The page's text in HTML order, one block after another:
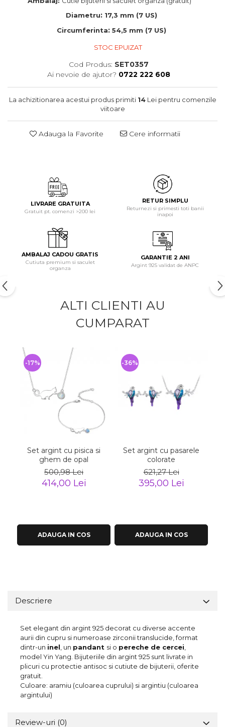
Diametru: 17,3 mm (7 US)
Circumferinta: 54,5 mm (7 US)
STOC EPUIZAT
Cod Produs: SET0357
Ai nevoie de ajutor? 0722 222 608
La achizitionarea acestui produs primiti 14Lei pentru comenzile
viitoare
Adauga la Favorite Cere informatii
LIVRARE GRATUITA
Gratuit pt. comenzi >200 lei
RETUR SIMPLU
Returnezi si primesti toti banii
inapoi
AMBALAJ CADOU GRATIS
Cutiuta premium si saculet
organza
GARANTIE 2 ANI
Argint 925 validat de ANPC
ALTI CLIENTI AU
CUMPARAT
Set argint cu pisica si
ghem de opal
500,98 Lei
414,00 Lei
-17%
ADAUGA IN COS
Set argint cu pasarele
colorate
621,27 Lei
395,00 Lei
-36%
ADAUGA IN COS
Descriere
Set elegant din argint 925 decorat cu diverse accente
aurii din cupru si numeroase zirconii translucide, format
dintr-un inel , un pandant si o pereche de cercei
model Yin Yang. Bijuteriile din argint 925 sunt livrate in
plicuri cu protectie antisoc si cutiute de bijuterii, oferite
gratuit.
Culoare: aramiu (culoarea cuprului) si argintiu (culoarea
argintului)
Review-uri (0)